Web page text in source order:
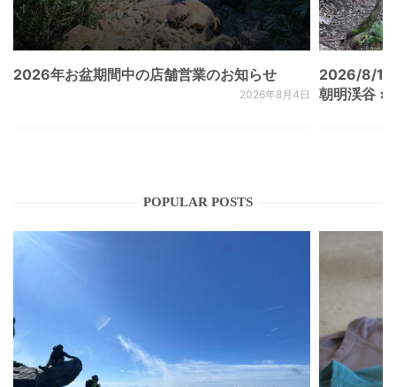
2026年お盆期間中の店舗営業のお知らせ
2026年8月4日
2026/8/
朝明渓谷 ×
POPULAR POSTS